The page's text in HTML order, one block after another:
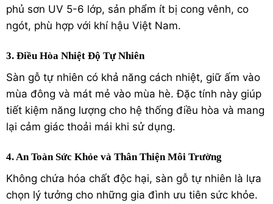
phủ sơn UV 5-6 lớp, sản phẩm ít bị cong vênh, co
ngót, phù hợp với khí hậu Việt Nam.
3. Điều Hòa Nhiệt Độ Tự Nhiên
Sàn gỗ tự nhiên có khả năng cách nhiệt, giữ ấm vào
mùa đông và mát mẻ vào mùa hè. Đặc tính này giúp
tiết kiệm năng lượng cho hệ thống điều hòa và mang
lại cảm giác thoải mái khi sử dụng.
4. An Toàn Sức Khỏe và Thân Thiện Môi Trường
Không chứa hóa chất độc hại, sàn gỗ tự nhiên là lựa
chọn lý tưởng cho những gia đình ưu tiên sức khỏe.